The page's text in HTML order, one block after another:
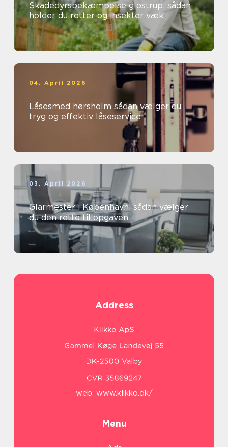
Skadedyrsbekæmpelse glostrup: sådan
holder du rotter og insekter væk
04. April 2026
Låsesmed hørsholm sådan vælger du
tryg og effektiv låseservice
03. April 2026
Glarmester i København: sådan vælger
du den rette til opgaven
Address
web: www.klikko.dk/
Menu